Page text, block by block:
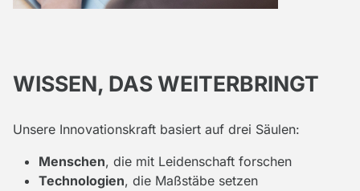
WISSEN, DAS WEITERBRINGT
Unsere Innovationskraft basiert auf drei Säulen:
Menschen, die mit Leidenschaft forschen
Technologien, die Maßstäbe setzen